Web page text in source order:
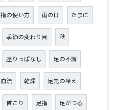
指の使い方 雨の日 たまに
季節の変わり目 秋
座りっぱなし 足の不調
血流 乾燥 足先の冷え
首こり 足指 足がつる